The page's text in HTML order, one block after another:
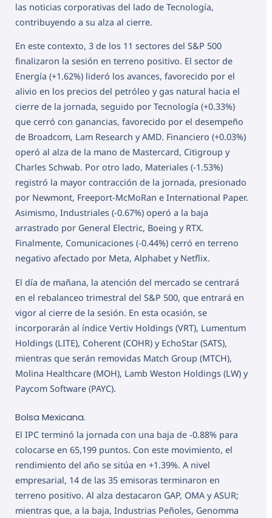
las noticias corporativas del lado de Tecnología,
contribuyendo a su alza al cierre.
En este contexto, 3 de los 11 sectores del S&P 500
finalizaron la sesión en terreno positivo. El sector de
Energía (+1.62%) lideró los avances, favorecido por el
alivio en los precios del petróleo y gas natural hacia el
cierre de la jornada, seguido por Tecnología (+0.33%)
que cerró con ganancias, favorecido por el desempeño
de Broadcom, Lam Research y AMD. Financiero (+0.03%)
operó al alza de la mano de Mastercard, Citigroup y
Charles Schwab. Por otro lado, Materiales (-1.53%)
registró la mayor contracción de la jornada, presionado
por Newmont, Freeport-McMoRan e International Paper.
Asimismo, Industriales (-0.67%) operó a la baja
arrastrado por General Electric, Boeing y RTX.
Finalmente, Comunicaciones (-0.44%) cerró en terreno
negativo afectado por Meta, Alphabet y Netflix.
El día de mañana, la atención del mercado se centrará
en el rebalanceo trimestral del S&P 500, que entrará en
vigor al cierre de la sesión. En esta ocasión, se
incorporarán al índice Vertiv Holdings (VRT), Lumentum
Holdings (LITE), Coherent (COHR) y EchoStar (SATS),
mientras que serán removidas Match Group (MTCH),
Molina Healthcare (MOH), Lamb Weston Holdings (LW) y
Paycom Software (PAYC).
Bolsa Mexicana.
El IPC terminó la jornada con una baja de -0.88% para
colocarse en 65,199 puntos. Con este movimiento, el
rendimiento del año se sitúa en +1.39%. A nivel
empresarial, 14 de las 35 emisoras terminaron en
terreno positivo. Al alza destacaron GAP, OMA y ASUR;
mientras que, a la baja, Industrias Peñoles, Genomma